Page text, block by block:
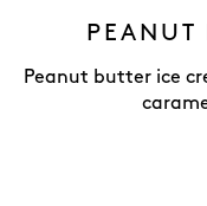
PEANUT
Peanut butter ice